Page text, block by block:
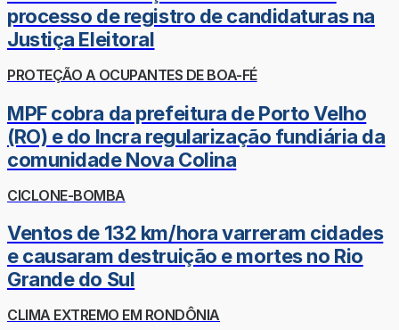
processo de registro de candidaturas na
Justiça Eleitoral
PROTEÇÃO A OCUPANTES DE BOA-FÉ
MPF cobra da prefeitura de Porto Velho
(RO) e do Incra regularização fundiária da
comunidade Nova Colina
CICLONE-BOMBA
Ventos de 132 km/hora varreram cidades
e causaram destruição e mortes no Rio
Grande do Sul
CLIMA EXTREMO EM RONDÔNIA